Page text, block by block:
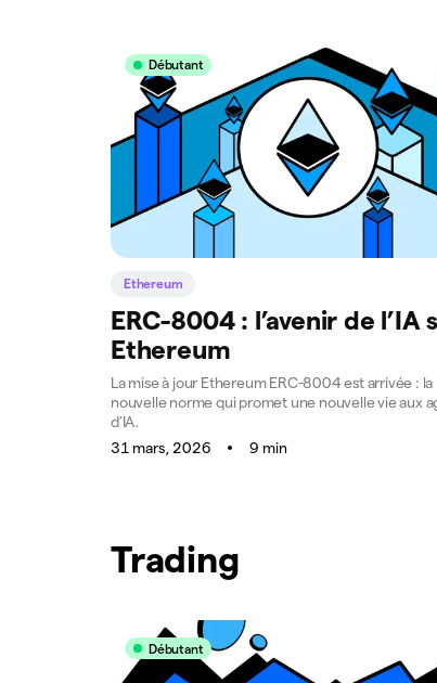
Débutant
Ethereum
ERC-8004 : l’avenir de l’IA
Ethereum
La mise à jour Ethereum ERC-8004 est arrivée : la
nouvelle norme qui promet une nouvelle vie aux
d’IA.
31 mars, 2026
9 min
Trading
Débutant